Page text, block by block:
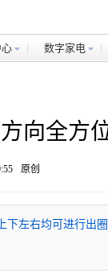
数字家电
向全方
原创
下左右均可进行出